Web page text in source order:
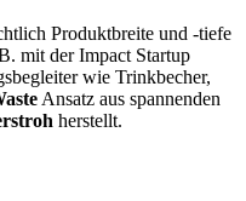
Produktbreite und -tiefe
mit der Impact Startup
wie Trinkbecher,
Ansatz aus spannenden
herstellt.